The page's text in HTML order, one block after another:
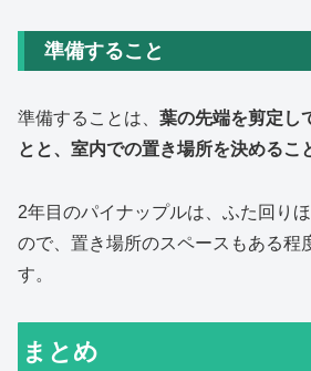
準備すること
準備することは、 葉の先端を剪定し
とと、室内での置き場所を決めるこ
2年目のパイナップルは、ふた回り
ので、置き場所のスペースもある程
す。
まとめ